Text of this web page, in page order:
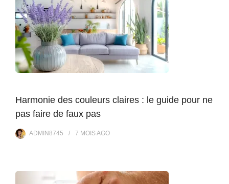
Harmonie des couleurs claires : le guide pour ne
pas faire de faux pas
ADMIN8745 7 MOISAGO